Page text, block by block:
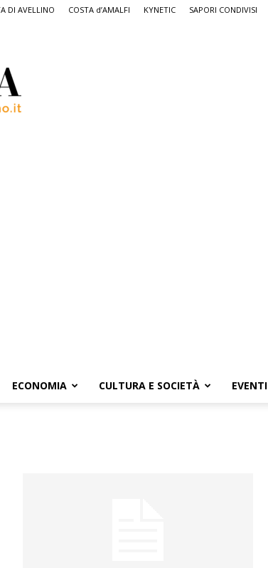
DI AVELLINO COSTA d’AMALFI KYNETIC SAPORI CONDIVISI
ECONOMIA CULTURA E SOCIETÀ EVENTI